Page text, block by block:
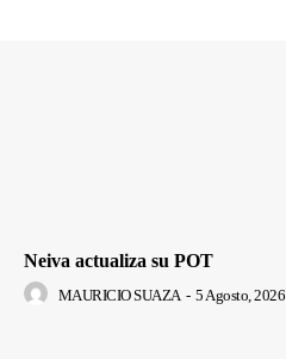
Neiva actualiza su POT
MAURICIO SUAZA - 5 Agosto, 2026